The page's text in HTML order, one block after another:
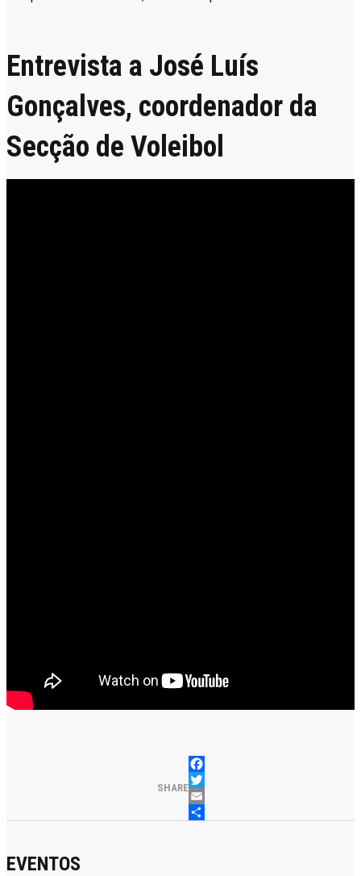
Entrevista a José Luís
Gonçalves, coordenador da
Secção de Voleibol
SHARE
FACEBOOK
TWITTER
EMAIL
PARTILHAR
EVENTOS